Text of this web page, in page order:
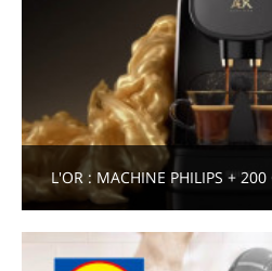
L'OR : MACHINE PHILIPS + 200